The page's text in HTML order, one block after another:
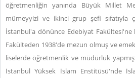
öğretmenliğin yanında Büyük Millet
mümeyyizi ve ikinci grup şefi sıfatıyla
İstanbul'a dönünce Edebiyat Fakültesi'ne
Fakülteden 1938'de mezun olmuş ve
liselerde öğretmenlik ve müdürlük
İstanbul Yüksek İslam Enstitüsü'nde